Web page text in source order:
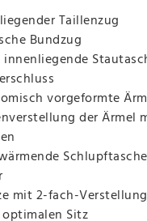
Taillenzug
Bundzug
innenliegende
vorgeformte
der Ärmel
mit 2-fach-
Sitz